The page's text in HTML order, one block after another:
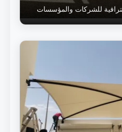
للشركات والمؤسسات